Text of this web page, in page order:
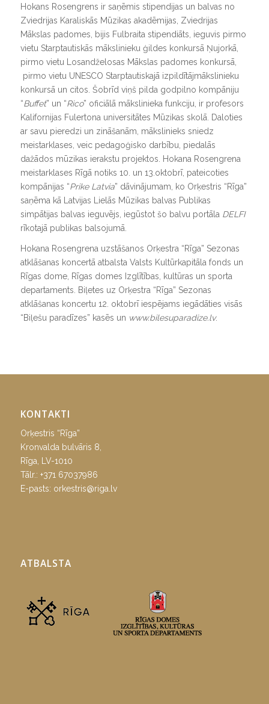
Hokans Rosengrens ir saņēmis stipendijas un balvas no
Zviedrijas Karaliskās Mūzikas akadēmijas, Zviedrijas
Mākslas padomes, bijis Fulbraita stipendiāts, ieguvis pirmo
vietu Starptautiskās mākslinieku ģildes konkursā Ņujorkā,
pirmo vietu Losandželosas Mākslas padomes konkursā,
pirmo vietu UNESCO Starptautiskajā izpildītājmākslinieku
konkursā un citos. Šobrīd viņš pilda godpilno kompāniju
“Buffet” un “Rico” oficiālā mākslinieka funkciju, ir profesors
Kalifornijas Fulertona universitātes Mūzikas skolā. Daloties
ar savu pieredzi un zināšanām, mākslinieks sniedz
meistarklases, veic pedagoģisko darbību, piedalās
dažādos mūzikas ierakstu projektos. Hokana Rosengrena
meistarklases Rīgā notiks 10. un 13.oktobrī, pateicoties
kompānijas “Prike Latvia” dāvinājumam, ko Orķestris “Rīga”
saņēma kā Latvijas Lielās Mūzikas balvas Publikas
simpātijas balvas ieguvējs, iegūstot šo balvu portāla DELFI
rīkotajā publikas balsojumā.
Hokana Rosengrena uzstāšanos Orķestra “Rīga” Sezonas
atklāšanas koncertā atbalsta Valsts Kultūrkapitāla fonds un
Rīgas dome, Rīgas domes Izglītības, kultūras un sporta
departaments. Biļetes uz Orķestra “Rīga” Sezonas
atklāšanas koncertu 12. oktobrī iespējams iegādāties visās
“Biļešu paradīzes” kasēs un www.bilesuparadize.lv.
KONTAKTI
Orķestris “Rīga”
Kronvalda bulvāris 8,
Rīga, LV-1010
Tālr.: +371 67037986
E-pasts: orkestris@riga.lv
ATBALSTA